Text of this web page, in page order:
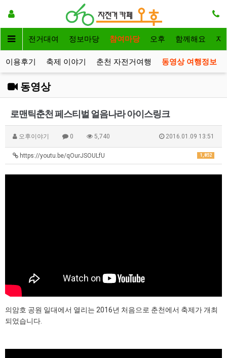
인 자전거대여 정보마당 참여마당 오후 함께해요 자
이용후기 축제 이야기 춘천 자전거여행 동영상 여행정보
동영상
로맨틱춘천 페스티벌 얼음나라 아이스링크
오후이야기 0 5,740 2016.01.09 13:51
1,852
https://youtu.be/qOurJSOULfU
의암호 공원 일대에서 열리는 2016년 처음으로 춘천에서 축제가 개최
되었습니다.